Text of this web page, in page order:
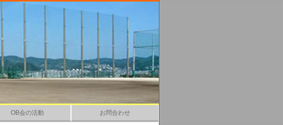
OB会の活動 お問合わせ